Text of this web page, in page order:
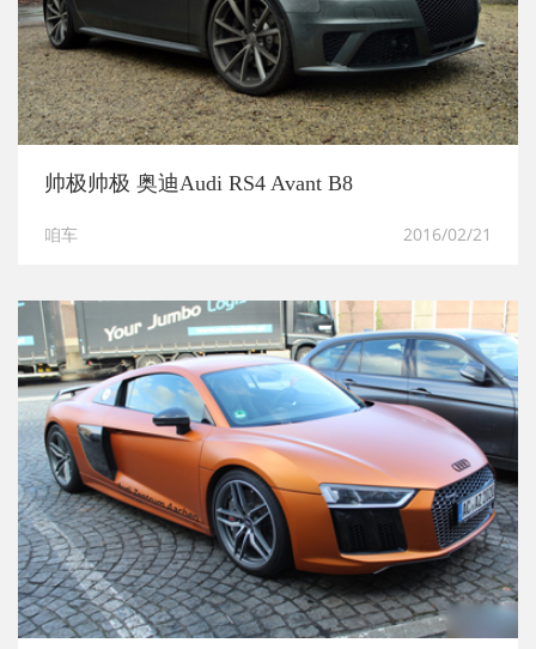
帅极帅极 奥迪Audi RS4 Avant B8
咱车 2016/02/21